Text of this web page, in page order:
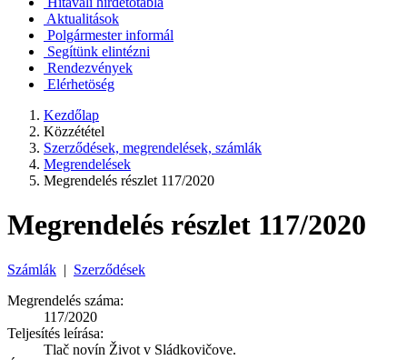
Aktualitások
Polgármester informál
Segítünk elintézni
Rendezvények
Elérhetöség
Kezdőlap
Közzététel
Szerződések, megrendelések, számlák
Megrendelések
Megrendelés részlet 117/2020
Megrendelés részlet 117/2020
Számlák | Szerződések
Megrendelés száma:
117/2020
Teljesítés leírása:
Tlač novín Život v Sládkovičove.